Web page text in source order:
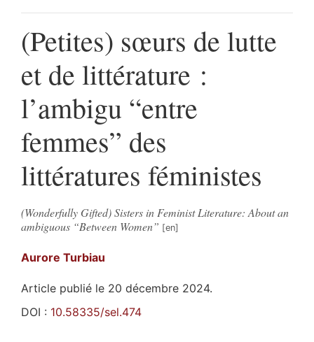
(Petites) sœurs de lutte
et de littérature :
l’ambigu “entre
femmes” des
littératures féministes
(Wonderfully Gifted) Sisters in Feminist Literature: About an
ambiguous “Between Women”
Aurore Turbiau
Article publié le 20 décembre 2024.
DOI : 10.58335/sel.474